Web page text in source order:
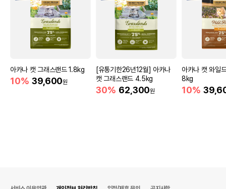
아카나 캣 그래스랜드 1.8kg
10% 39,600원
[유통기한26년12월] 아카나
캣 그래스랜드 4.5kg
30% 62,300원
아카나 캣 와일
8kg
10%